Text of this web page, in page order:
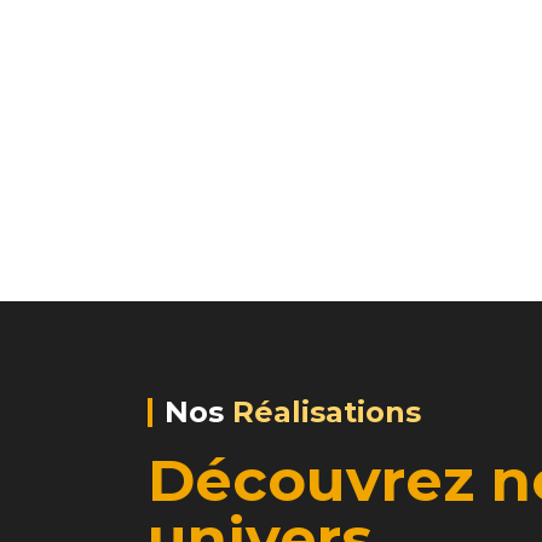
Nos Réalisations
Découvrez